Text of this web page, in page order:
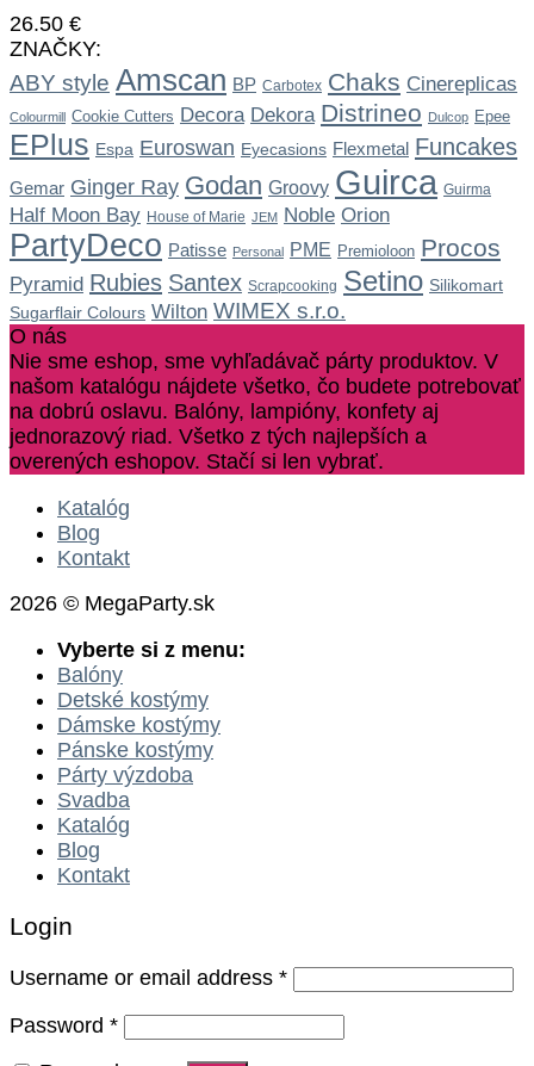
26.50 €
ZNAČKY:
ABY style Amscan BP Carbotex Chaks Cinereplicas
Colourmill Cookie Cutters Decora Dekora Distrineo Dulcop Epee
EPlus Espa Euroswan Eyecasions Flexmetal Funcakes
Gemar Ginger Ray Godan Groovy Guirca Guirma
Half Moon Bay House of Marie JEM Noble Orion
PartyDeco Patisse Personal PME Premioloon Procos
Pyramid Rubies Santex Scrapcooking Setino Silikomart
Sugarflair Colours Wilton WIMEX s.r.o.
O nás
Nie sme eshop, sme vyhľadávač párty produktov. V
našom katalógu nájdete všetko, čo budete potrebovať
na dobrú oslavu. Balóny, lampióny, konfety aj
jednorazový riad. Všetko z tých najlepších a
overených eshopov. Stačí si len vybrať.
Katalóg
Blog
Kontakt
2026 © MegaParty.sk
Vyberte si z menu:
Balóny
Detské kostýmy
Dámske kostýmy
Pánske kostýmy
Párty výzdoba
Svadba
Katalóg
Blog
Kontakt
Login
Username or email address *
Password *